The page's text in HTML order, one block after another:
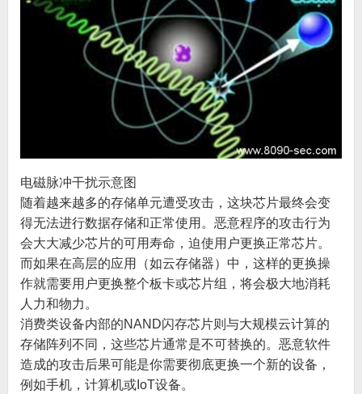
电磁脉冲干扰示意图
随着越来越多的存储单元遭受攻击，这块芯片最终会变
得无法进行数据存储和正常使用。恶意程序的攻击行为
会大大减少芯片的可用寿命，迫使用户更换正常芯片。
而如果在高层的应用（如云存储器）中，这样的更换操
作就需要用户更换整个板卡或芯片组，将会极大地消耗
人力和物力。
消费类设备内部的NAND闪存芯片则与大规模云计算的
存储阵列不同，这些芯片通常是不可替换的。恶意软件
造成的攻击后果可能是你需要彻底更换一个新的设备，
例如手机，计算机或IoT设备。